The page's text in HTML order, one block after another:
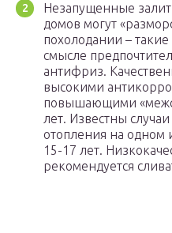
Незапущенные
домов могут
похолодании –
смысле
антифриз.
высокими
повышающими
лет. Известны
отопления на одном
15-17 лет.
рекомендуется